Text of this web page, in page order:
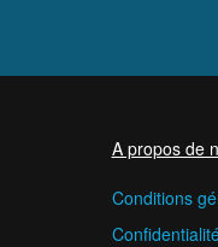
A propos de
Conditions